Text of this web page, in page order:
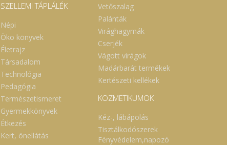
SZELLEMI TÁPLÁLÉK
Népi
Öko könyvek
Életrajz
Társadalom
Technológia
Pedagógia
Természetismeret
Gyermekkönyvek
Étkezés
Kert, önellátás
Vetőszalag
Palánták
Virághagymák
Cserjék
Vágott virágok
Madárbarát termékek
Kertészeti kellékek
KOZMETIKUMOK
Kéz-, lábápolás
Tisztálkodószerek
Fényvédelem,napozó